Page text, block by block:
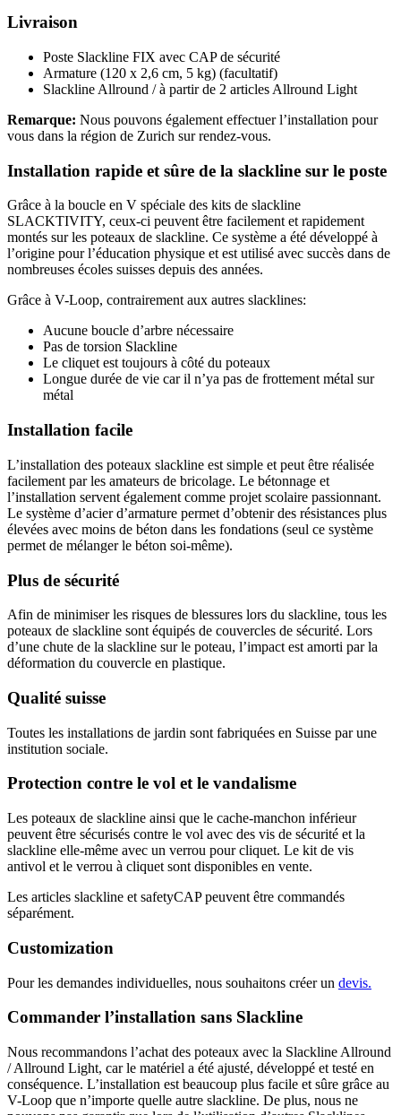
Livraison
Poste Slackline FIX avec CAP de sécurité
Armature (120 x 2,6 cm, 5 kg) (facultatif)
Slackline Allround / à partir de 2 articles Allround Light
Remarque: Nous pouvons également effectuer l’installation pour
vous dans la région de Zurich sur rendez-vous.
Installation rapide et sûre de la slackline sur le poste
Grâce à la boucle en V spéciale des kits de slackline
SLACKTIVITY, ceux-ci peuvent être facilement et rapidement
montés sur les poteaux de slackline. Ce système a été développé à
l’origine pour l’éducation physique et est utilisé avec succès dans de
nombreuses écoles suisses depuis des années.
Grâce à V-Loop, contrairement aux autres slacklines:
Aucune boucle d’arbre nécessaire
Pas de torsion Slackline
Le cliquet est toujours à côté du poteaux
Longue durée de vie car il n’ya pas de frottement métal sur
métal
Installation facile
L’installation des poteaux slackline est simple et peut être réalisée
facilement par les amateurs de bricolage. Le bétonnage et
l’installation servent également comme projet scolaire passionnant.
Le système d’acier d’armature permet d’obtenir des résistances plus
élevées avec moins de béton dans les fondations (seul ce système
permet de mélanger le béton soi-même).
Plus de sécurité
Afin de minimiser les risques de blessures lors du slackline, tous les
poteaux de slackline sont équipés de couvercles de sécurité. Lors
d’une chute de la slackline sur le poteau, l’impact est amorti par la
déformation du couvercle en plastique.
Qualité suisse
Toutes les installations de jardin sont fabriquées en Suisse par une
institution sociale.
Protection contre le vol et le vandalisme
Les poteaux de slackline ainsi que le cache-manchon inférieur
peuvent être sécurisés contre le vol avec des vis de sécurité et la
slackline elle-même avec un verrou pour cliquet. Le kit de vis
antivol et le verrou à cliquet sont disponibles en vente.
Les articles slackline et safetyCAP peuvent être commandés
séparément.
Customization
Pour les demandes individuelles, nous souhaitons créer un devis.
Commander l’installation sans Slackline
Nous recommandons l’achat des poteaux avec la Slackline Allround
/ Allround Light, car le matériel a été ajusté, développé et testé en
conséquence. L’installation est beaucoup plus facile et sûre grâce au
V-Loop que n’importe quelle autre slackline. De plus, nous ne